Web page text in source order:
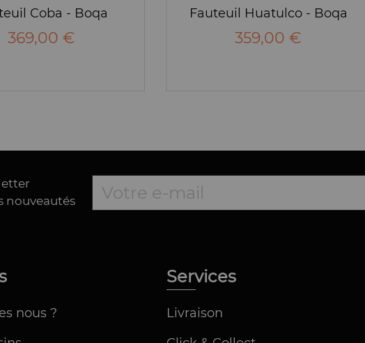
Coba - Boqa
369,00 €
Fauteuil Huatulco - Boqa
359,00 €
nouveautés
nous ?
Services
Livraison